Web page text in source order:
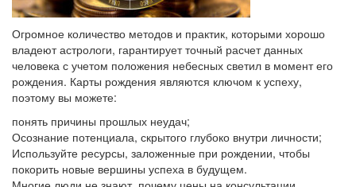
Огромное количество методов и практик, которыми хорошо
владеют астрологи, гарантирует точный расчет данных
человека с учетом положения небесных светил в момент его
рождения. Карты рождения являются ключом к успеху,
поэтому вы можете:
понять причины прошлых неудач;
Осознание потенциала, скрытого глубоко внутри личности;
Используйте ресурсы, заложенные при рождении, чтобы
покорить новые вершины успеха в будущем.